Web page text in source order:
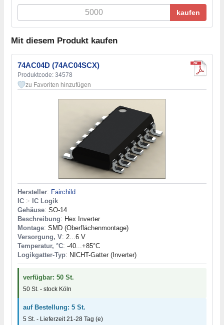
kaufen
Mit diesem Produkt kaufen
74AC04D (74AC04SCX)
Produktcode: 34578
zu Favoriten hinzufügen
Hersteller: Fairchild
IC > IC Logik
Gehäuse: SO-14
Beschreibung: Hex Inverter
Montage: SMD (Oberflächenmontage)
Versorgung, V: 2...6 V
Temperatur, °C: -40...+85°C
Logikgatter-Typ: NICHT-Gatter (Inverter)
verfügbar: 50 St.
50 St. - stock Köln
auf Bestellung: 5 St.
5 St. - Lieferzeit 21-28 Tag (e)